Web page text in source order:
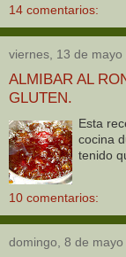
14 comentarios:
viernes, 13 de mayo
ALMIBAR AL
GLUTEN.
Esta
cocina
tenido
10 comentarios:
domingo, 8 de mayo